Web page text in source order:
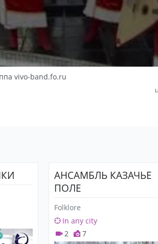
vivo-band.fo.ru
АНСАМБЛЬ КАЗАЧЬЕ
ПОЛЕ
Folklore
In any city
2
7